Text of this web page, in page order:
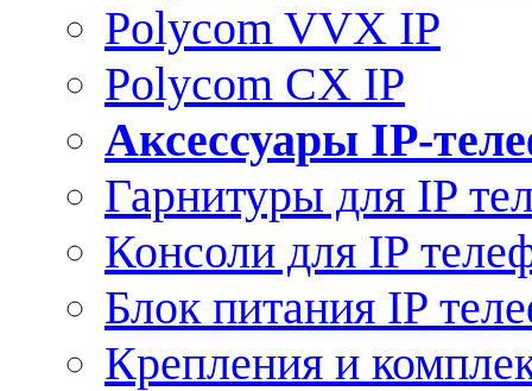
Polycom VVX IP
Polycom CX IP
Аксессуары IP-
Гарнитуры для IP
Консоли для IP
Блок питания IP
Крепления и